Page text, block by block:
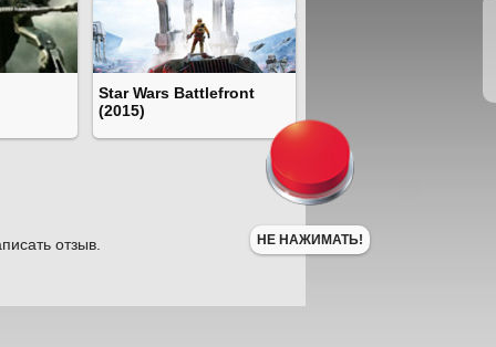
Star Wars Battlefront
(2015)
отзыв. НЕ НАЖИМАТЬ!